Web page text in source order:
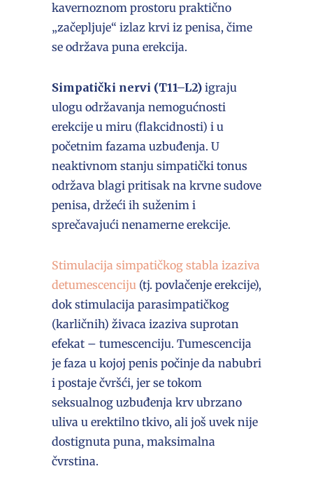
kavernoznom prostoru praktično
„začepljuje“ izlaz krvi iz penisa, čime
se održava puna erekcija.
Simpatički nervi (T11–L2) igraju
ulogu održavanja nemogućnosti
erekcije u miru (flakcidnosti) i u
početnim fazama uzbuđenja. U
neaktivnom stanju simpatički tonus
održava blagi pritisak na krvne sudove
penisa, držeći ih suženim i
sprečavajući nenamerne erekcije.
Stimulacija simpatičkog stabla izaziva
detumescenciju (tj. povlačenje erekcije),
dok stimulacija parasimpatičkog
(karličnih) živaca izaziva suprotan
efekat – tumescenciju. Tumescencija
je faza u kojoj penis počinje da nabubri
i postaje čvršći, jer se tokom
seksualnog uzbuđenja krv ubrzano
uliva u erektilno tkivo, ali još uvek nije
dostignuta puna, maksimalna
čvrstina.